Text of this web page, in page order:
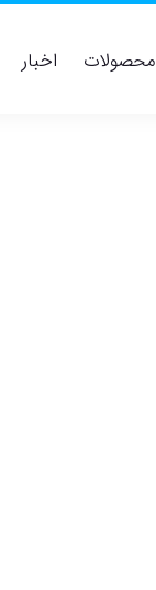
محصولات اخبار